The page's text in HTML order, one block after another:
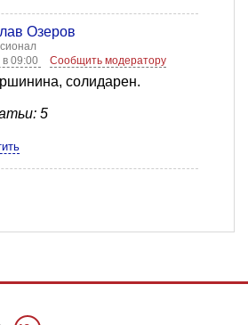
Озеров
в 09:00
Сообщить модератору
солидарен.
5